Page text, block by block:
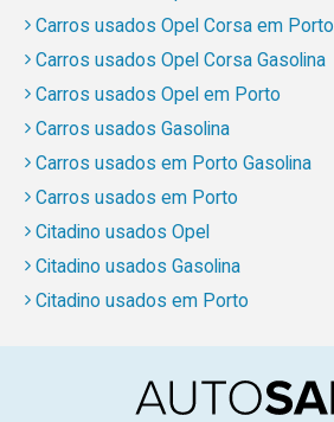
Carros usados Opel Corsa em Porto
Carros usados Opel Corsa Gasolina
Carros usados Opel em Porto
Carros usados Gasolina
Carros usados em Porto Gasolina
Carros usados em Porto
Citadino usados Opel
Citadino usados Gasolina
Citadino usados em Porto